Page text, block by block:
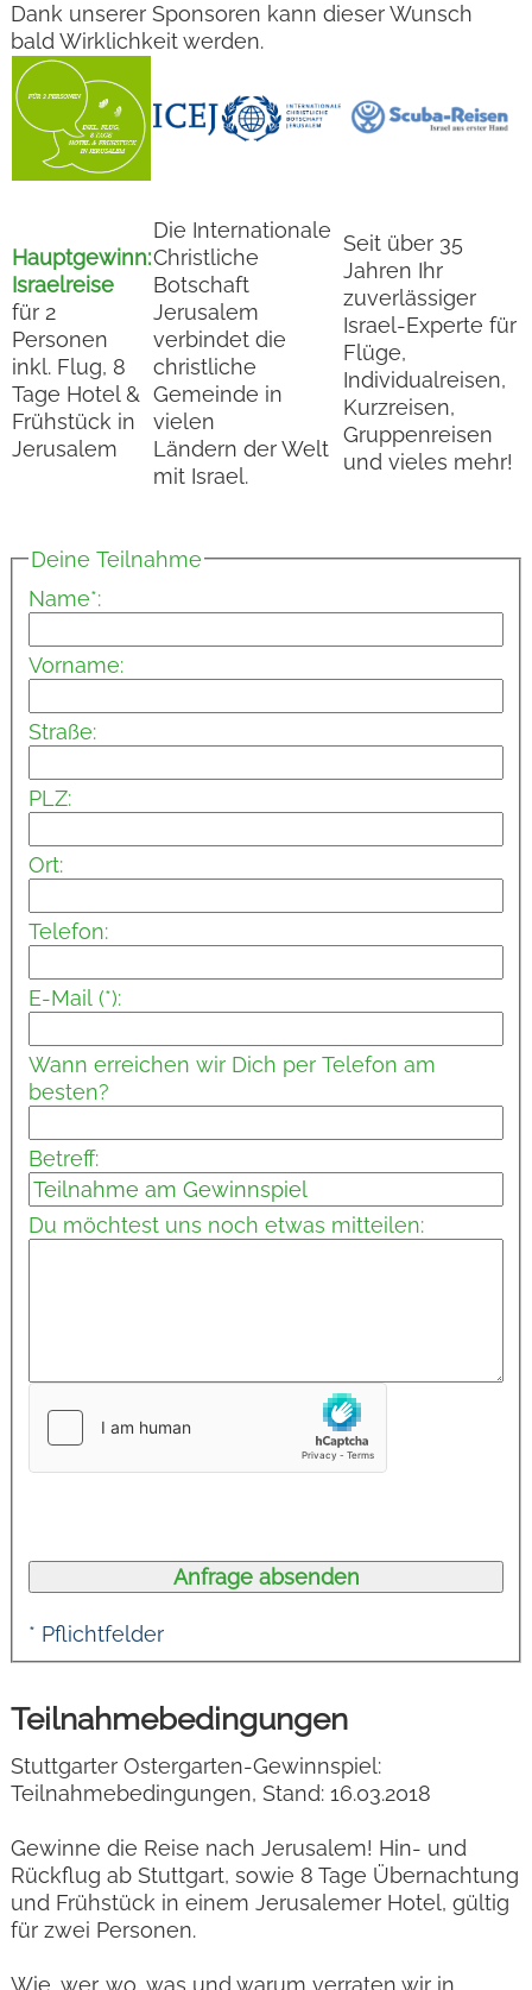
Dank unserer Sponsoren kann dieser Wunsch
bald Wirklichkeit werden.
Hauptgewinn:
Israelreise
für 2
Personen
inkl. Flug, 8
Tage Hotel &
Frühstück in
Jerusalem
Die Internationale
Christliche
Botschaft
Jerusalem
verbindet die
christliche
Gemeinde in
vielen
Ländern der Welt
mit Israel.
Seit über 35
Jahren Ihr
zuverlässiger
Israel-Experte für
Flüge,
Individualreisen,
Kurzreisen,
Gruppenreisen
und vieles mehr!
Deine Teilnahme
Name*:
Vorname:
Straße:
PLZ:
Ort:
Telefon:
E-Mail (*):
Wann erreichen wir Dich per Telefon am
besten?
Betreff:
Du möchtest uns noch etwas mitteilen:
* Pflichtfelder
Teilnahmebedingungen
Stuttgarter Ostergarten-Gewinnspiel:
Teilnahmebedingungen, Stand: 16.03.2018
Gewinne die Reise nach Jerusalem! Hin- und
Rückflug ab Stuttgart, sowie 8 Tage Übernachtung
und Frühstück in einem Jerusalemer Hotel, gültig
für zwei Personen.